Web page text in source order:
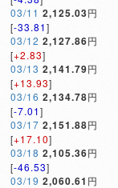
03/11 2,125.03円
[-33.81]
03/12 2,127.86円
[+2.83]
03/13 2,141.79円
[+13.93]
03/16 2,134.78円
[-7.01]
03/17 2,151.88円
[+17.10]
03/18 2,105.36円
[-46.53]
03/19 2,060.61 円